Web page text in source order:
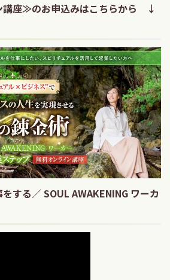
講座≫のお申込みはこちらから ↓
する／ SOUL AWAKENING ワーカ